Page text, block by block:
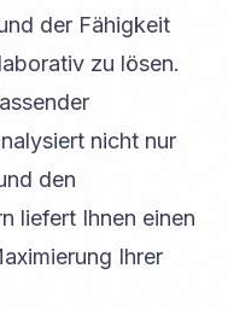
der Fähigkeit
zu lösen.
nicht nur
den
liefert Ihnen einen
Ihrer